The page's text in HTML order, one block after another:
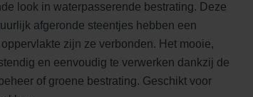
look in waterpasserende bestrating. Deze
afgeronde steentjes hebben een
zijn ze verbonden. Het mooie,
en eenvoudig te verwerken dankzij de
of groene bestrating. Geschikt voor